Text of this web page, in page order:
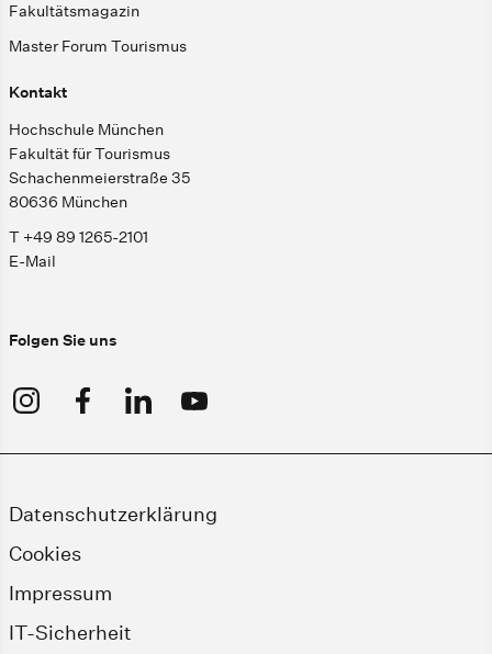
Fakultätsmagazin
Master Forum Tourismus
Kontakt
Hochschule München
Fakultät für Tourismus
Schachenmeierstraße 35
80636 München
T +49 89 1265-2101
E-Mail
Folgen Sie uns
Datenschutzerklärung
Cookies
Impressum
IT-Sicherheit